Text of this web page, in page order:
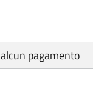
pagamento